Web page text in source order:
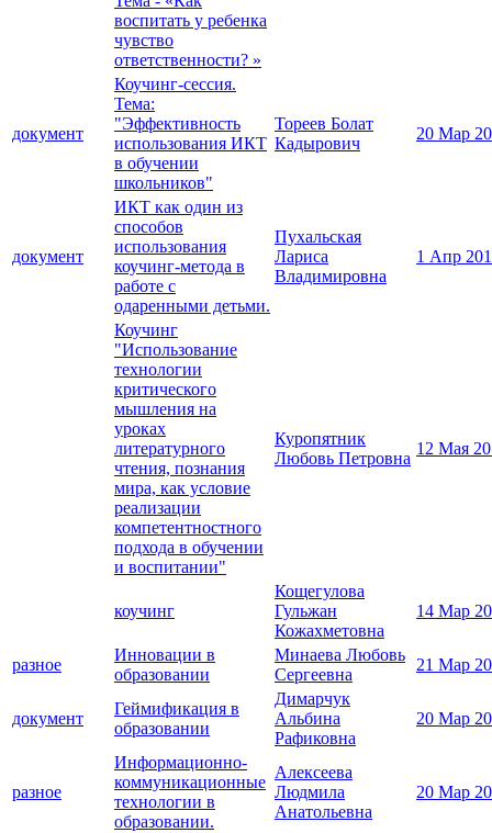
воспитать у ребенка
чувство
ответственности? »
документ
Коучинг-сессия.
Тема:
"Эффективность
использования ИКТ
в обучении
школьников"
Тореев Болат
Кадырович
20 Мар
документ
ИКТ как один из
способов
использования
коучинг-метода в
работе с
одаренными детьми.
Пухальская
Лариса
Владимировна
1 Апр
Коучинг
"Использование
технологии
критического
мышления на
уроках
литературного
чтения, познания
мира, как условие
реализации
компетентностного
подхода в обучении
и воспитании"
Куропятник
Любовь Петровна
12 Мая
коучинг
Кощегулова
Гульжан
Кожахметовна
14 Мар
разное
Инновации в
образовании
Минаева Любовь
Сергеевна
21 Мар
документ
Геймификация в
образовании
Димарчук
Альбина
Рафиковна
20 Мар
разное
Информационно-
коммуникационные
технологии в
образовании.
Алексеева
Людмила
Анатольевна
20 Мар